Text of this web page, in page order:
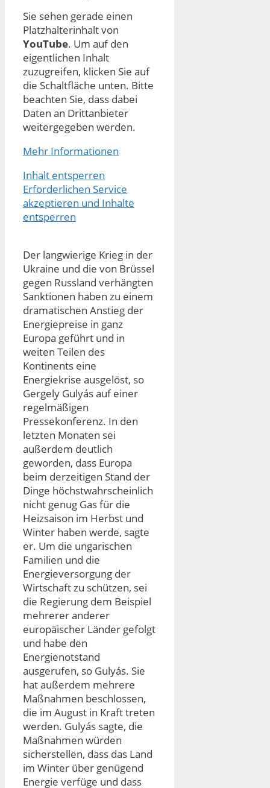
Sie sehen gerade einen
Platzhalterinhalt von
YouTube. Um auf den
eigentlichen Inhalt
zuzugreifen, klicken Sie auf
die Schaltfläche unten. Bitte
beachten Sie, dass dabei
Daten an Drittanbieter
weitergegeben werden.
Mehr Informationen
Inhalt entsperren
Erforderlichen Service
akzeptieren und Inhalte
entsperren
Der langwierige Krieg in der
Ukraine und die von Brüssel
gegen Russland verhängten
Sanktionen haben zu einem
dramatischen Anstieg der
Energiepreise in ganz
Europa geführt und in
weiten Teilen des
Kontinents eine
Energiekrise ausgelöst, so
Gergely Gulyás auf einer
regelmäßigen
Pressekonferenz. In den
letzten Monaten sei
außerdem deutlich
geworden, dass Europa
beim derzeitigen Stand der
Dinge höchstwahrscheinlich
nicht genug Gas für die
Heizsaison im Herbst und
Winter haben werde, sagte
er. Um die ungarischen
Familien und die
Energieversorgung der
Wirtschaft zu schützen, sei
die Regierung dem Beispiel
mehrerer anderer
europäischer Länder gefolgt
und habe den
Energienotstand
ausgerufen, so Gulyás. Sie
hat außerdem mehrere
Maßnahmen beschlossen,
die im August in Kraft treten
werden. Gulyás sagte, die
Maßnahmen würden
sicherstellen, dass das Land
im Winter über genügend
Energie verfüge und dass